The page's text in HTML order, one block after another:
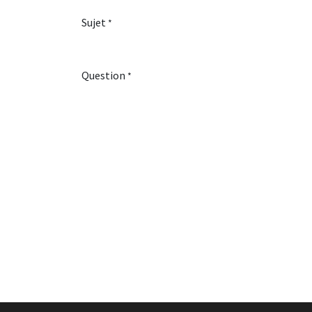
Sujet *
Question *